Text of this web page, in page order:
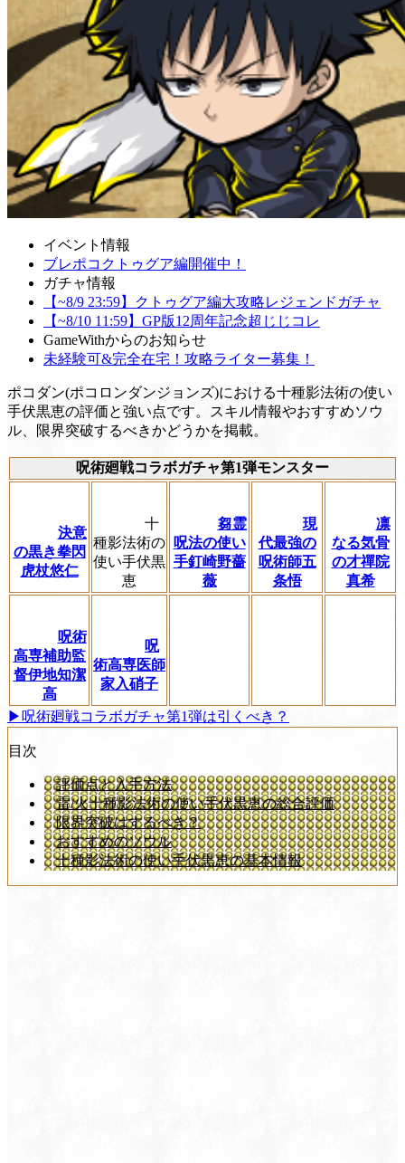
イベント情報
ブレポコクトゥグア編開催中！
ガチャ情報
【~8/9 23:59】クトゥグア編大攻略レジェンドガチャ
【~8/10 11:59】GP版12周年記念超じじコレ
GameWithからのお知らせ
未経験可&完全在宅！攻略ライター募集！
ポコダン(ポコロンダンジョンズ)における十種影法術の使い
手伏黒恵の評価と強い点です。スキル情報やおすすめソウ
ル、限界突破するべきかどうかを掲載。
呪術廻戦コラボガチャ第1弾モンスター
決意
の黒き拳閃
虎杖悠仁
十
種影法術の
使い手伏黒
恵
芻霊
呪法の使い
手釘崎野薔
薇
現
代最強の
呪術師五
条悟
凛
なる気骨
の才禪院
真希
呪術
高専補助監
督伊地知潔
高
呪
術高専医師
家入硝子
▶︎呪術廻戦コラボガチャ第1弾は引くべき？
目次
評価点と入手方法
雷/火十種影法術の使い手伏黒恵の総合評価
限界突破はするべき？
おすすめのソウル
十種影法術の使い手伏黒恵の基本情報